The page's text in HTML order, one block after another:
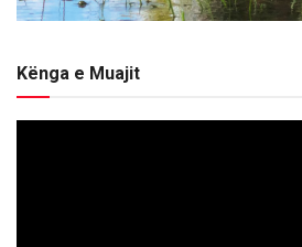
Kënga e Muajit